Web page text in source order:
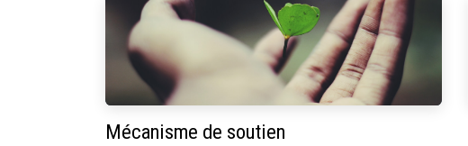
Mécanisme de soutien